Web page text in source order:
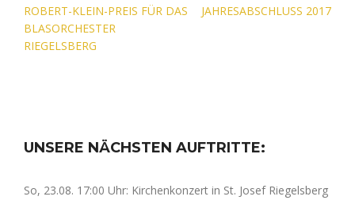
Beitragsnavigation
ROBERT-KLEIN-PREIS FÜR DAS
BLASORCHESTER
RIEGELSBERG
JAHRESABSCHLUSS 2017
UNSERE NÄCHSTEN AUFTRITTE:
So, 23.08. 17:00 Uhr: Kirchenkonzert in St. Josef Riegelsberg